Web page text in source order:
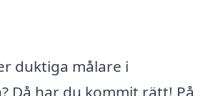
duktiga målare i
Då har du kommit rätt! På